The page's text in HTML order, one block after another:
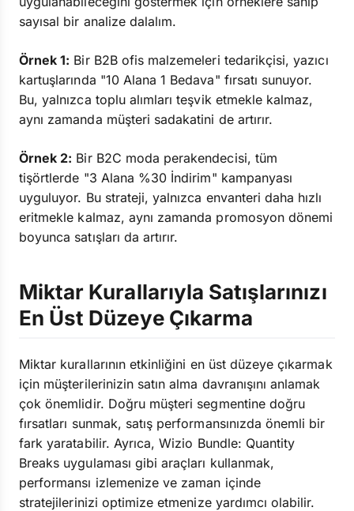
sayısal bir analize dalalım.
Örnek 1: Bir B2B ofis malzemeleri tedarikçisi, yazıcı
kartuşlarında "10 Alana 1 Bedava" fırsatı sunuyor.
Bu, yalnızca toplu alımları teşvik etmekle kalmaz,
aynı zamanda müşteri sadakatini de artırır.
Örnek 2: Bir B2C moda perakendecisi, tüm
tişörtlerde "3 Alana %30 İndirim" kampanyası
uyguluyor. Bu strateji, yalnızca envanteri daha hızlı
eritmekle kalmaz, aynı zamanda promosyon dönemi
boyunca satışları da artırır.
Miktar Kurallarıyla Satışlarınızı
En Üst Düzeye Çıkarma
Miktar kurallarının etkinliğini en üst düzeye çıkarmak
için müşterilerinizin satın alma davranışını anlamak
çok önemlidir. Doğru müşteri segmentine doğru
fırsatları sunmak, satış performansınızda önemli bir
fark yaratabilir. Ayrıca, Wizio Bundle: Quantity
Breaks uygulaması gibi araçları kullanmak,
performansı izlemenize ve zaman içinde
stratejilerinizi optimize etmenize yardımcı olabilir.